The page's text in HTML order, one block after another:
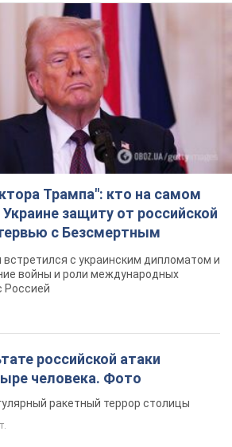
Трампа": кто на самом
защиту от российской
с Безсмертным
с украинским дипломатом и
войны и роли международных
Россией
российской атаки
человека. Фото
ракетный террор столицы